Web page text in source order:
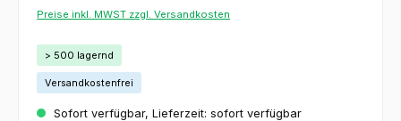
Preise inkl. MWST zzgl. Versandkosten
> 500 lagernd
Versandkostenfrei
Sofort verfügbar, Lieferzeit: sofort verfügbar